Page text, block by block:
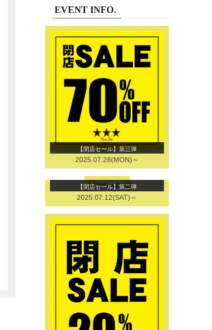
EVENT INFO.
【閉店セール】第三弾
2025.07.28(MON)～
【閉店セール】第二弾
2025.07.12(SAT)～